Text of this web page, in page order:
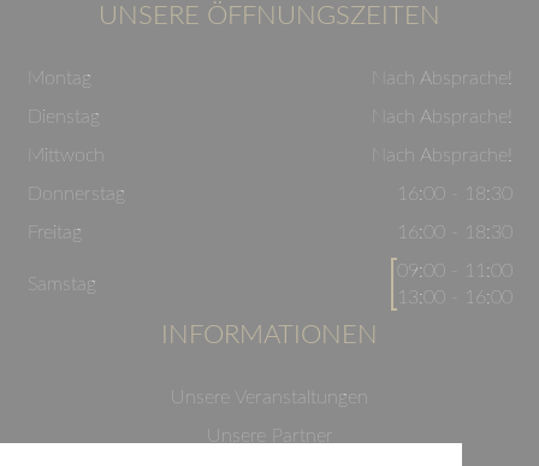
UNSERE ÖFFNUNGSZEITEN
Montag
Nach Absprache!
Dienstag
Nach Absprache!
Mittwoch
Nach Absprache!
Donnerstag
16:00 - 18:30
Freitag
16:00 - 18:30
Samstag
09:00 - 11:00
13:00 - 16:00
INFORMATIONEN
Unsere Veranstaltungen
Unsere Partner